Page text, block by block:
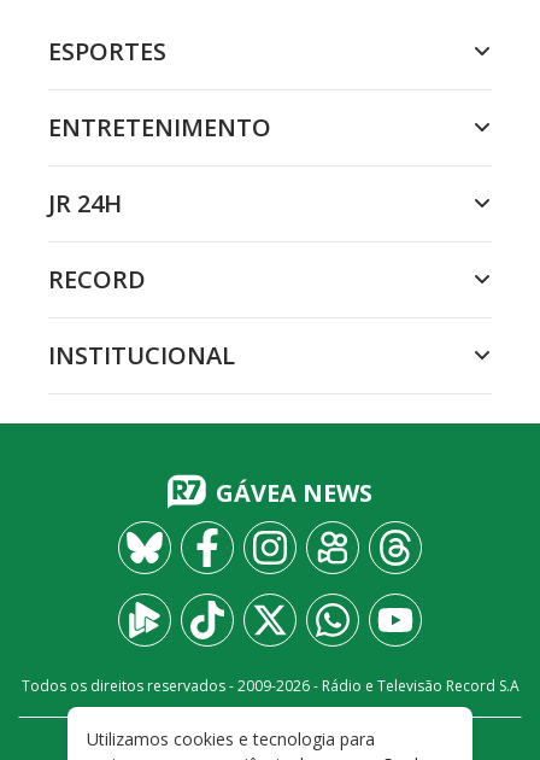
ESPORTES
ENTRETENIMENTO
JR 24H
RECORD
INSTITUCIONAL
GÁVEA NEWS
Todos os direitos reservados - 2009-2026- Rádio e Televisão Record S.A
FALE CONOSCO PRIVACIDADE
Utilizamos cookies e tecnologia para